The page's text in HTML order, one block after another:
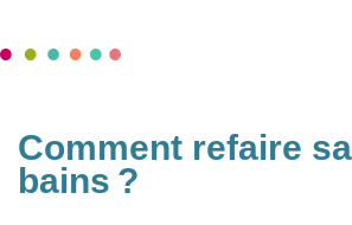
Comment refaire
bains ?